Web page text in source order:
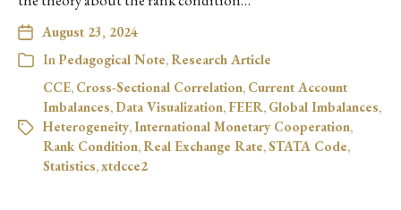
August 23, 2024
InPedagogical Note,Research Article
CCE, Cross-Sectional Correlation, Current Account
Imbalances, Data Visualization, FEER, Global Imbalances,
Heterogeneity,International Monetary Cooperation,
Rank Condition,Real Exchange Rate,STATA Code,
Statistics,xtdcce2